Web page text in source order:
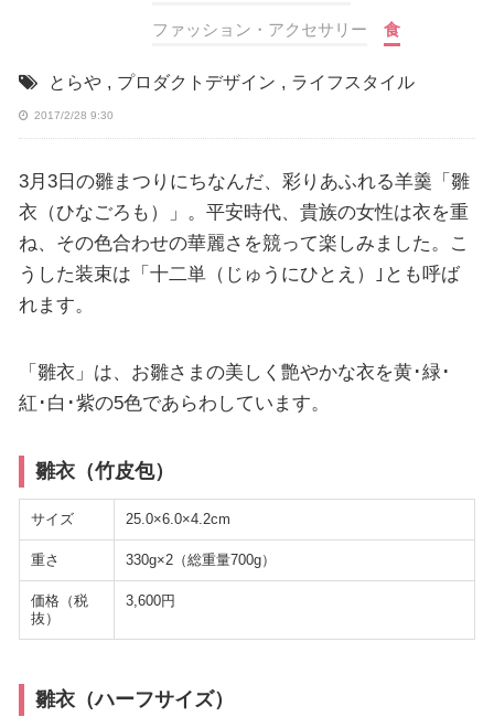
ファッション・アクセサリー 食
とらや , プロダクトデザイン , ライフスタイル
2017/2/28 9:30
3月3日の雛まつりにちなんだ、彩りあふれる羊羹「雛
衣（ひなごろも）」。平安時代、貴族の女性は衣を重
ね、その色合わせの華麗さを競って楽しみました。こ
うした装束は「十二単（じゅうにひとえ）｣とも呼ば
れます。
「雛衣」は、お雛さまの美しく艶やかな衣を黄･緑･
紅･白･紫の5色であらわしています。
雛衣（竹皮包）
サイズ 25.0×6.0×4.2cm
重さ 330g×2（総重量700g）
価格（税
抜）
3,600円
雛衣（ハーフサイズ）